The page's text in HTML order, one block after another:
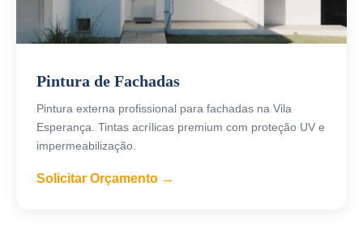
Pintura de Fachadas
Pintura externa profissional para fachadas na Vila
Esperança. Tintas acrílicas premium com proteção UV e
impermeabilização.
Solicitar Orçamento →